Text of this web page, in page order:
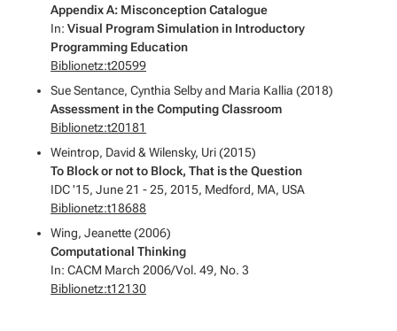
Appendix A: Misconception Catalogue
In:Visual Program Simulation in Introductory
Programming Education
Biblionetz:t20599
Sue Sentance, Cynthia Selby and Maria Kallia (2018)
Assessment in the Computing Classroom
Biblionetz:t20181
Weintrop, David & Wilensky, Uri (2015)
To Block or not to Block, That is the Question
IDC '15, June 21 - 25, 2015, Medford, MA, USA
Biblionetz:t18688
Wing, Jeanette (2006)
Computational Thinking
In: CACM March 2006/Vol. 49, No. 3
Biblionetz:t12130